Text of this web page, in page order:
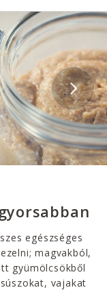
egészséges
magvakból,
gyümölcsökből
vajakat